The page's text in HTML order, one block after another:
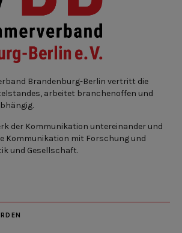
Brandenburg-Berlin vertritt die
arbeitet branchenoffen und
der Kommunikation untereinander und
Kommunikation mit Forschung und
und Gesellschaft.